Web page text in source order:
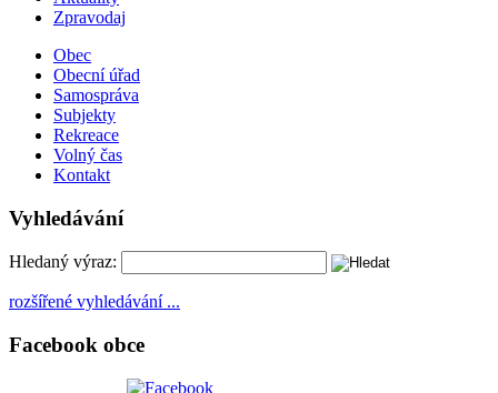
Zpravodaj
Obec
Obecní úřad
Samospráva
Subjekty
Rekreace
Volný čas
Kontakt
Vyhledávání
Hledaný výraz:
rozšířené vyhledávání ...
Facebook obce